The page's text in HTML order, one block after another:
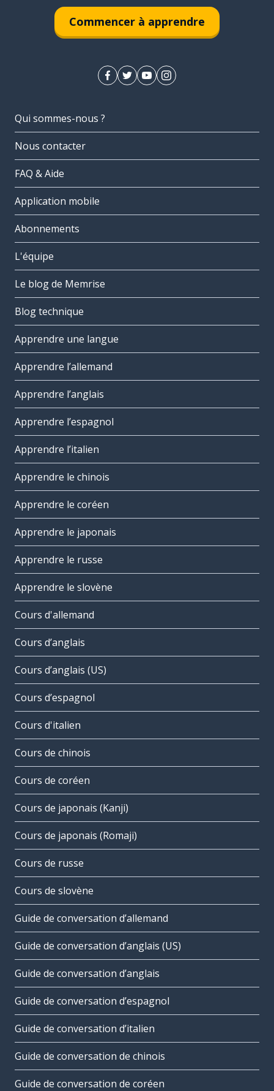
Commencer à apprendre
Qui sommes-nous ?
Nous contacter
FAQ & Aide
Application mobile
Abonnements
L'équipe
Le blog de Memrise
Blog technique
Apprendre une langue
Apprendre l’allemand
Apprendre l’anglais
Apprendre l’espagnol
Apprendre l’italien
Apprendre le chinois
Apprendre le coréen
Apprendre le japonais
Apprendre le russe
Apprendre le slovène
Cours d'allemand
Cours d’anglais
Cours d’anglais (US)
Cours d’espagnol
Cours d'italien
Cours de chinois
Cours de coréen
Cours de japonais (Kanji)
Cours de japonais (Romaji)
Cours de russe
Cours de slovène
Guide de conversation d’allemand
Guide de conversation d’anglais (US)
Guide de conversation d’anglais
Guide de conversation d’espagnol
Guide de conversation d’italien
Guide de conversation de chinois
Guide de conversation de coréen